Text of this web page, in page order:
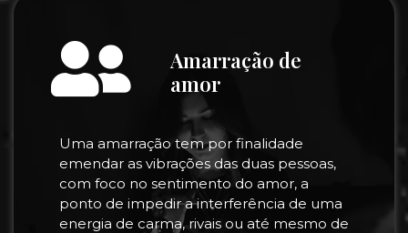
Amarração de
amor
Uma amarração tem por finalidade
emendar as vibrações das duas pessoas,
com foco no sentimento do amor, a
ponto de impedir a interferência de uma
energia de carma, rivais ou até mesmo de